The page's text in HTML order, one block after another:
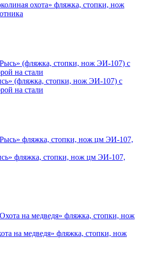
охота» фляжка, стопки, нож
(фляжка, стопки, нож ЭИ-107) с
на стали
фляжка, стопки, нож цм ЭИ-107,
на медведя» фляжка, стопки, нож